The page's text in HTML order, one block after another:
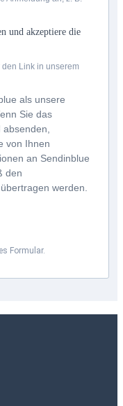
und akzeptiere die
Link in unserem
als unsere
Sie das
von Ihnen
an Sendinblue
den
übertragen werden.
Formular.